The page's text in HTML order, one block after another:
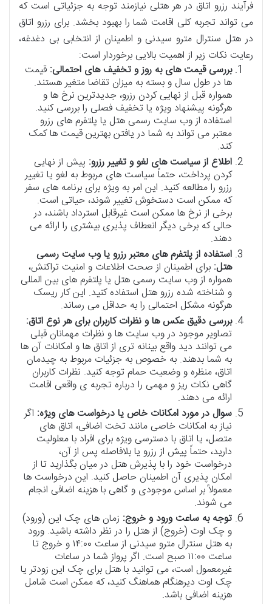
فرآیند رزرو اتاق در هر هتلی نیازمند توجه به جزئیاتی است که
می تواند تجربه کلی اقامت شما را بهبود بخشد. برای رزرو اتاق
در هتل سنترال مترو سیدنی و اطمینان از انتخابی بی دغدغه،
رعایت نکات زیر از اهمیت بالایی برخوردار است:
بررسی قیمت های به روز و تخفیف های احتمالی: قیمت
ها در طول سال و بسته به میزان تقاضا متغیر هستند.
همواره قبل از نهایی کردن رزرو، جدیدترین نرخ ها و
هرگونه پیشنهاد ویژه یا تخفیف فصلی را بررسی کنید.
استفاده از وب سایت رسمی هتل یا پلتفرم های رزرو
معتبر می تواند به شما در یافتن بهترین قیمت ها کمک
کند.
اطلاع از سیاست های لغو و تغییر رزرو: پیش از نهایی
کردن پرداخت، حتماً سیاست های مربوط به لغو یا تغییر
رزرو را مطالعه کنید. این امر به ویژه برای برنامه های سفر
که ممکن است دستخوش تغییر شوند، حیاتی است.
برخی از نرخ ها ممکن است غیرقابل استرداد باشند، در
حالی که برخی دیگر انعطاف پذیری بیشتری را ارائه می
دهند.
استفاده از پلتفرم های معتبر رزرو یا وب سایت رسمی
هتل: برای اطمینان از صحت اطلاعات و امنیت تراکنش،
همواره از وب سایت رسمی هتل یا پلتفرم های بین المللی
و شناخته شده رزرو هتل استفاده کنید. این کار ریسک
هرگونه مشکل احتمالی را به حداقل می رساند.
بررسی دقیق عکس ها و نظرات کاربران برای هر نوع اتاق:
تصاویر موجود در وب سایت ها و نظرات مهمانان قبلی
می توانند دید واقع بینانه تری از اتاق ها و امکانات آن ها
به شما بدهند. به خصوص به جزئیات مربوط به چیدمان
اتاق، منظره و وضعیت حمام توجه کنید. نظرات کاربران
گاهی نکات ریز و مهمی را درباره تجربه ی واقعی اقامت
ارائه می دهند.
سوال در مورد امکانات خاص یا درخواست های ویژه: اگر
نیاز به امکانات خاصی مانند تخت اضافی، اتاق های
متصل، یا اتاق با دسترسی ویژه برای افراد با معلولیت
دارید، حتماً پیش از رزرو یا بلافاصله پس از آن،
درخواست خود را با پذیرش هتل در میان بگذارید تا از
امکان پذیری آن اطمینان حاصل کنید. این درخواست ها
معمولاً بر اساس موجودی و گاهی با هزینه اضافی انجام
می شوند.
توجه به ساعت ورود و خروج: زمان های چک این (ورود)
و چک اوت (خروج) از هتل را در نظر داشته باشید. ورود
به هتل سنترال مترو سیدنی از ساعت ۱۴:۰۰ و خروج تا
ساعت ۱۱:۰۰ صبح است. اگر پرواز شما در ساعات
غیرمعمول است، می توانید با هتل برای چک این زودتر یا
چک اوت دیرهنگام هماهنگ کنید، که ممکن است شامل
هزینه اضافی باشد.